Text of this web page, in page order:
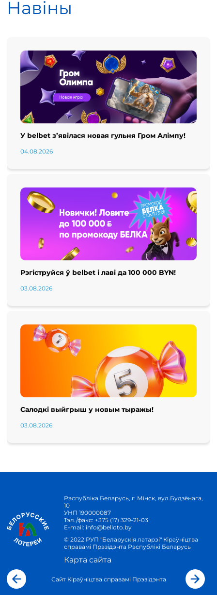
Навіны
У belbet з’явілася новая гульня Гром Алімпу!
04.08.2026
Рэгіструйся ў belbet і лаві да 100 000 BYN!
03.08.2026
Салодкі выйгрыш у новым тыражы!
03.08.2026
Рэспубліка Беларусь, г. Мінск, вул.Будзёнага,
10
УНП 190000087
Тэл./факс: +375 (17) 329-21-03
E-mail: info@belloto.by
© 2022 РУП "Беларускія латарэі" Кіраўніцтва
справамі Прэзідэнта Рэспублікі Беларусь
Карта сайта
Сайт Кіраўніцтва справамі Прэзідэнта